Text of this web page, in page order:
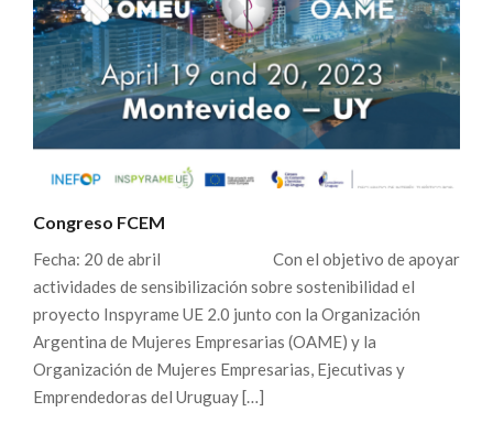
Congreso FCEM
Fecha: 20 de abril Con el objetivo de apoyar
actividades de sensibilización sobre sostenibilidad el
proyecto Inspyrame UE 2.0 junto con la Organización
Argentina de Mujeres Empresarias (OAME) y la
Organización de Mujeres Empresarias, Ejecutivas y
Emprendedoras del Uruguay […]